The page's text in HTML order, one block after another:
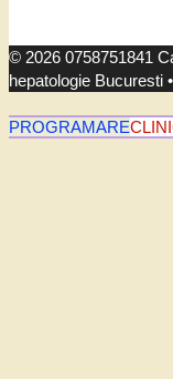
© 2026 0758751841
hepatologie Bucuresti
PROGRAMARE